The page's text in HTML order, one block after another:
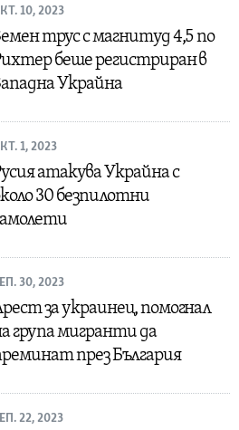
10, 2023
трус с магнитуд 4,5 по
беше регистриран в
Украйна
1, 2023
атакува Украйна с
30 безпилотни
30, 2023
за украинец, помогнал
група мигранти да
през България
22, 2023